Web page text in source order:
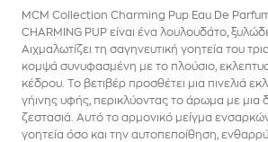
MCM Collection Charming Pup Eau De
CHARMING PUP είναι ένα λουλουδάτο,
Αιχμαλωτίζει τη σαγηνευτική γοητεία του
κομψά συνυφασμένη με το πλούσιο,
κέδρου. Το βετιβέρ προσθέτει μια πινελιά
γήινης υφής, περικλύοντας το άρωμα με μια
ζεστασιά. Αυτό το αρμονικό μείγμα
γοητεία όσο και την αυτοπεποίθηση,